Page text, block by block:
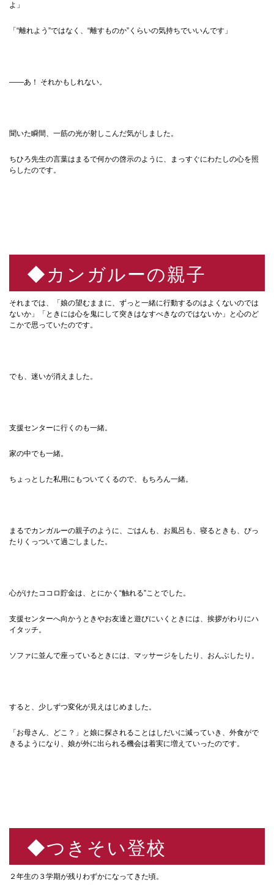
よ」
「“離れよう”ではなく、“離すものか”くらいの気持ちでいいんです」
——あ！ それかもしれない。
聞いた瞬間、一筋の光が射しこんだ気がしました。
ちひろ先生の言葉はまるで何かの啓示のように、まっすぐにわたしの心を照
らしたのです。
◆カンガルーの親子
それまでは、「娘の望むままに、ずっと一緒に行動するのはよくないのでは
ないか」「ときには心を鬼にして突きはなすべきなのではないか」と心のど
こかで思っていたのです。
でも、迷いが消えました。
支援センターに行くのも一緒。
家の中でも一緒。
ちょっとした私用にもついてくるので、もちろん一緒。
まるでカンガルーの親子のように、ごはんも、お風呂も、寝るときも、ぴっ
たりくっついて過ごしました。
心がけたココロ貯金は、とにかく“触れる”ことでした。
支援センターへ向かうときやお友達と遊びにいくときには、挨拶がわりにハ
イタッチ。
ソファに並んで座っているときには、マッサージをしたり、おんぶしたり。
すると、少しずつ変化が見えはじめました。
「お母さん、どこ？」と娘に探されることはしだいに減っていき、外食がで
きるようになり、娘が外に出られる機会は着実に増えていったのです。
◆つきそい登校
２年生の３学期が残りわずかになってきた頃。